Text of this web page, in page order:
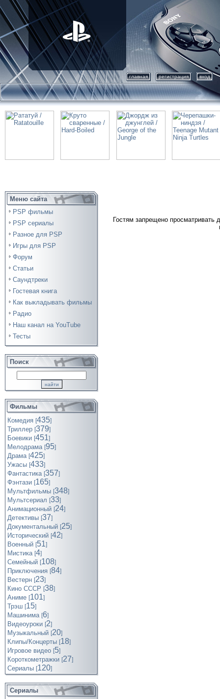
главная регистрация вход
Меню сайта
PSP фильмы
PSP сериалы
Разное для PSP
Игры для PSP
Форум
Статьи
Саундтреки
Гостевая книга
Как выкладывать фильмы
Радио
Наш канал на YouTube
Тесты
Поиск
Фильмы
Комедия [435]
Триллер [379]
Боевики [451]
Мелодрама [95]
Драма [425]
Ужасы [433]
Фантастика [357]
Фэнтази [165]
Мультфильмы [348]
Мультсериал [33]
Анимационный [24]
Детективы [37]
Документальный [25]
Исторический [42]
Военный [51]
Мистика [4]
Семейный [108]
Приключения [84]
Вестерн [23]
Кино СССР [38]
Аниме [101]
Трэш [15]
Машинима [6]
Видеоуроки [2]
Музыкальный [20]
Клипы/Концерты [18]
Игровое видео [5]
Короткометражки [27]
Cериалы [120]
Сериалы
Гостям запрещено просматривать